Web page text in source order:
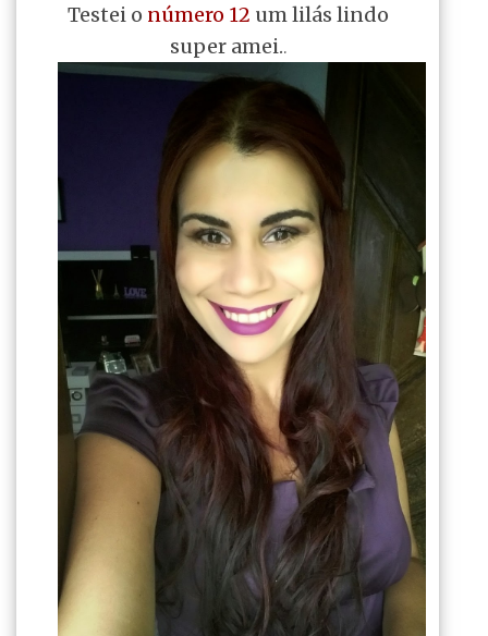
Testei o número 12 um lilás lindo
super amei..